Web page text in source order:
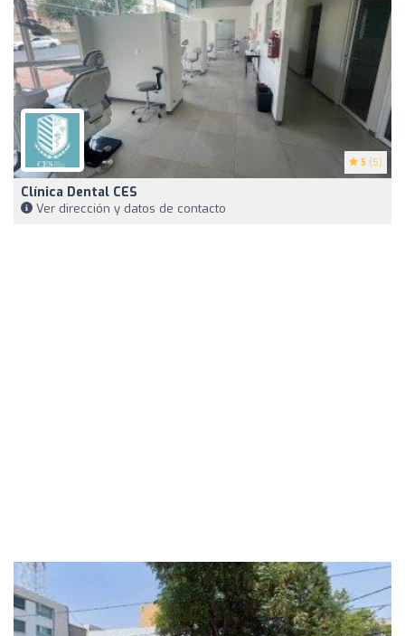
5 (5)
Clínica Dental CES
Ver dirección y datos de contacto